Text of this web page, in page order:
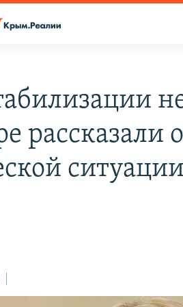
рассказали